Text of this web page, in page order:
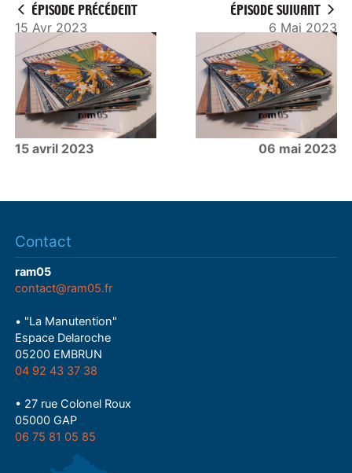
y
ÉPISODE PRÉCÉDENT
15 Avr 2023
15 avril 2023
ÉPISODE SUIVANT
6 Mai 2023
06 mai 2023
Contact
ram05
contact@ram05.fr
• "La Manutention"
Espace Delaroche
05200 EMBRUN
04 92 43 37 38
• 27 rue Colonel Roux
05000 GAP
06 75 81 05 85